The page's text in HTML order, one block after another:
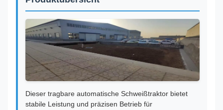
Dieser tragbare automatische Schweißtraktor bietet
stabile Leistung und präzisen Betrieb für